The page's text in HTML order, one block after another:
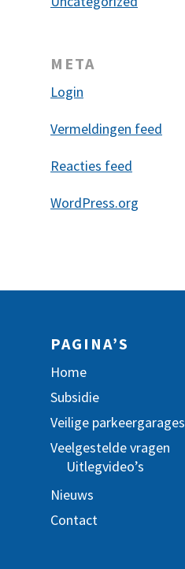
META
Login
Vermeldingen feed
Reacties feed
WordPress.org
PAGINA’S
Home
Subsidie
Veilige parkeergarages
Veelgestelde vragen
Uitlegvideo’s
Nieuws
Contact